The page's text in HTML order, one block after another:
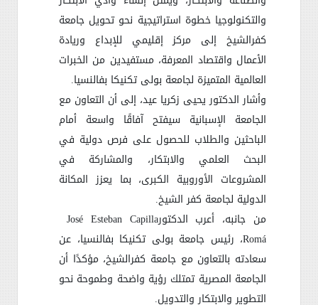
والتكنولوجيا خطوة استراتيجية نحو تحويل جامعة
كفرالشيخ إلى مركز إقليمي للإبداع وريادة
الأعمال واقتصاد المعرفة، مستفيدين من الخبرات
العالمية المتميزة لجامعة بولى تكنيكا بفالنسيا.
وأشار الدكتور يحيى زكريا عيد، إلى أن التعاون مع
الجامعة الإسبانية سيفتح آفاقًا واسعة أمام
الباحثين والطلاب للحصول على فرص دولية في
البحث العلمي والابتكار، والمشاركة في
المشروعات الأوروبية الكبرى، بما يعزز المكانة
الدولية لجامعة كفر الشيخ.
من جانبه، أعرب الدكتورJosé Esteban Capilla
Romá، رئيس جامعة بولى تكنيكا بفالنسيا، عن
سعادته بالتعاون مع جامعة كفرالشيخ، مؤكدًا أن
الجامعة المصرية تمتلك رؤية واضحة وطموحة نحو
التطوير والابتكار والتدويل.